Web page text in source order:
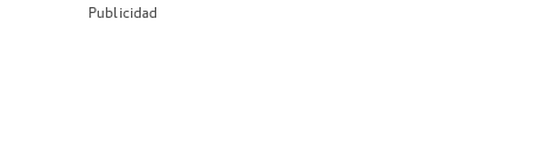
Publicidad